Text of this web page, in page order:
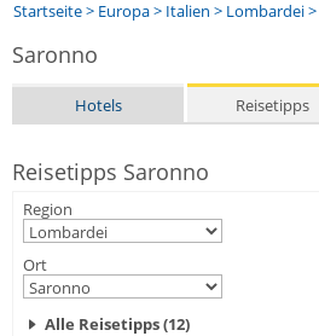
Startseite> Europa> Italien > Lombardei>
Saronno
Hotels Reisetipps
Reisetipps Saronno
Region
Ort
Alle Reisetipps (12)